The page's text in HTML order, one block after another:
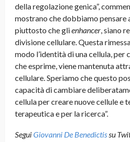
della regolazione genica”,
mostrano che dobbiamo pensare
piuttosto che glienhancer, siano
divisione cellulare. Questa
modo l’identità di una cellula, per
che esprime, viene mantenuta
cellulare. Speriamo che questo
capacità di cambiare
cellula per creare nuove cellule e
terapeutica e per la ricerca”.
SeguiGiovanni De Benedictissu